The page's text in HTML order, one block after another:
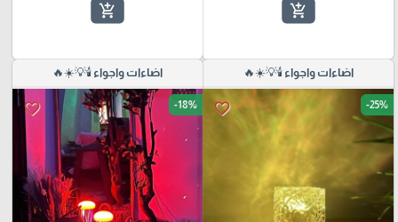
add_shopping_cart
add_shopping_cart
اضاءات واجواء 🕯️💡☀️🔥
favorite_border -25%
اضاءات واجواء 🕯️💡☀️🔥
favorite_border -18%